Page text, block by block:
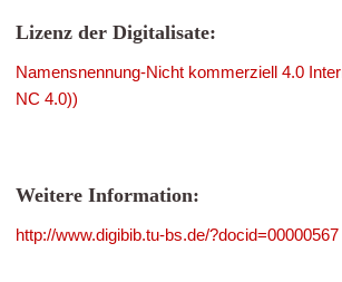
Lizenz der Digitalisate:
Namensnennung-Nicht kommerziell 4.0
NC 4.0))
Weitere Information:
http://www.digibib.tu-bs.de/?docid=00000567